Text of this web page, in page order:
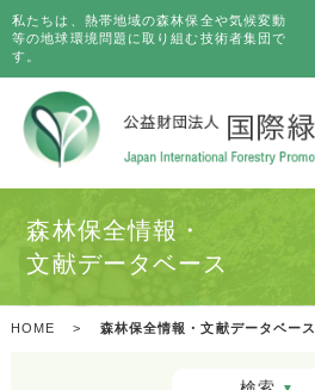
私たちは、熱帯地域の森林保全や気候変動
等の地球環境問題に取り組む技術者集団で
す。
森林保全情報・
文献データベース
HOME > 森林保全情報・文献データベース